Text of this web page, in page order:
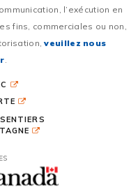
l’exécution en
fins, commerciales ou non,
veuillez nous
.